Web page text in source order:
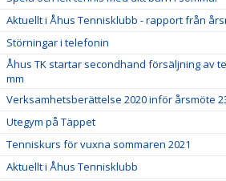
Aktuellt i Åhus Tennisklubb - rapport från
Störningar i telefonin
Åhus TK startar secondhand försäljning av
mm
Verksamhetsberättelse 2020 inför årsmöte
Utegym på Täppet
Tenniskurs för vuxna sommaren 2021
Aktuellt i Åhus Tennisklubb